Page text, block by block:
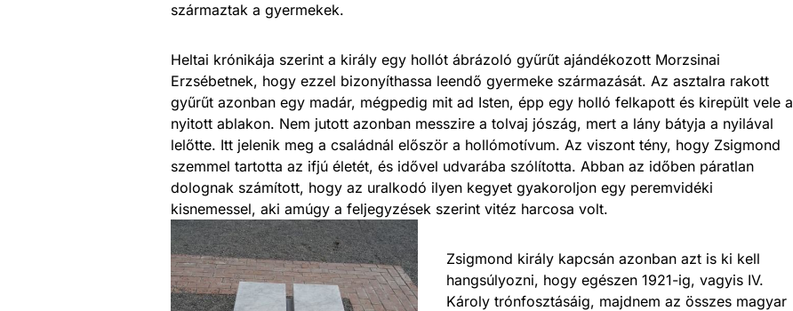
származtak a gyermekek.
Heltai krónikája szerint a király egy hollót ábrázoló gyűrűt ajándékozott Morzsinai
Erzsébetnek, hogy ezzel bizonyíthassa leendő gyermeke származását. Az asztalra rakott
gyűrűt azonban egy madár, mégpedig mit ad Isten, épp egy holló felkapott és kirepült vele a
nyitott ablakon. Nem jutott azonban messzire a tolvaj jószág, mert a lány bátyja a nyilával
lelőtte. Itt jelenik meg a családnál először a hollómotívum. Az viszont tény, hogy Zsigmond
szemmel tartotta az ifjú életét, és idővel udvarába szólította. Abban az időben páratlan
dolognak számított, hogy az uralkodó ilyen kegyet gyakoroljon egy peremvidéki
kisnemessel, aki amúgy a feljegyzések szerint vitéz harcosa volt.
Zsigmond király kapcsán azonban azt is ki kell
hangsúlyozni, hogy egészen 1921-ig, vagyis IV.
Károly trónfosztásáig, majdnem az összes magyar